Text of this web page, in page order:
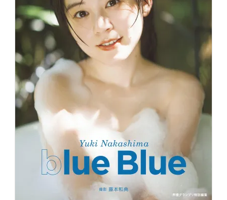
カテゴリーから探す
S Cawaii! ME
声優写真集・フォトブック
声優グッズ
アイドル・タレント